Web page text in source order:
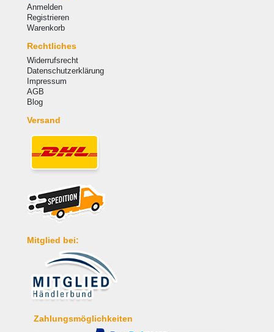
Anmelden
Registrieren
Warenkorb
Rechtliches
Widerrufsrecht
Datenschutzerklärung
Impressum
AGB
Blog
Versand
Mitglied bei:
Zahlungsmöglichkeiten